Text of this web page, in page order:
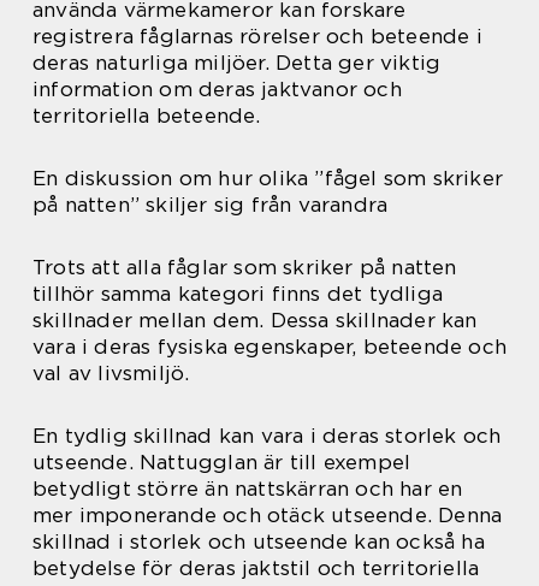
använda värmekameror kan forskare
registrera fåglarnas rörelser och beteende i
deras naturliga miljöer. Detta ger viktig
information om deras jaktvanor och
territoriella beteende.
En diskussion om hur olika ”fågel som skriker
på natten” skiljer sig från varandra
Trots att alla fåglar som skriker på natten
tillhör samma kategori finns det tydliga
skillnader mellan dem. Dessa skillnader kan
vara i deras fysiska egenskaper, beteende och
val av livsmiljö.
En tydlig skillnad kan vara i deras storlek och
utseende. Nattugglan är till exempel
betydligt större än nattskärran och har en
mer imponerande och otäck utseende. Denna
skillnad i storlek och utseende kan också ha
betydelse för deras jaktstil och territoriella